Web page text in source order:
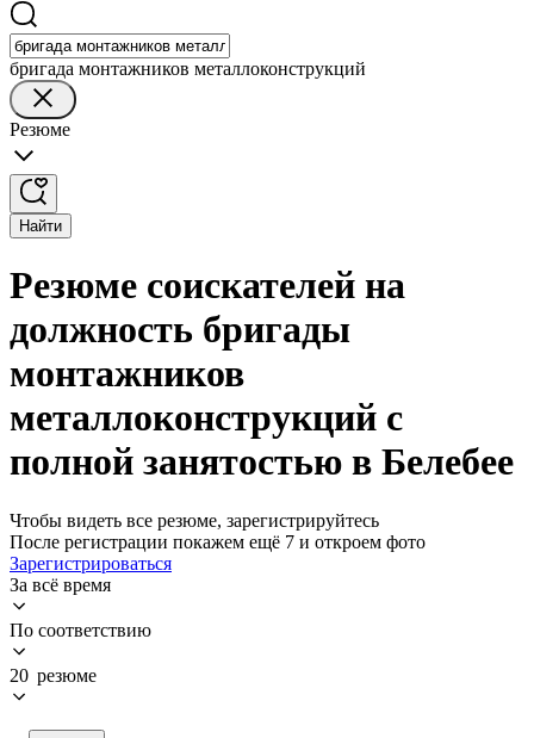
бригада монтажников металлоконструкций
Резюме
Найти
Резюме соискателей на
должность бригады
монтажников
металлоконструкций с
полной занятостью в Белебее
Чтобы видеть все резюме, зарегистрируйтесь
После регистрации покажем ещё 7 и откроем фото
Зарегистрироваться
За всё время
По соответствию
20 резюме